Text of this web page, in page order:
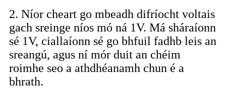
2. Níor cheart go mbeadh difríocht voltais
gach sreinge níos mó ná 1V. Má sháraíonn
sé 1V, ciallaíonn sé go bhfuil fadhb leis an
sreangú, agus ní mór duit an chéim
roimhe seo a athdhéanamh chun é a
bhrath.